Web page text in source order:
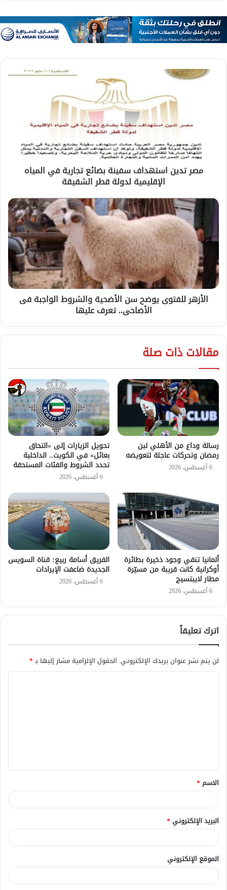
مصر تدين استهداف سفينة بضائع تجارية في المياه
الإقليمية لدولة قطر الشقيقة
الأزهر للفتوى يوضح سن الأضحية والشروط الواجبة فى
الأضاحى.. تعرف عليها
مقالات ذات صلة
رسالة وداع من الأهلي لبن
رمضان وتحركات عاجلة لتعويضه
6 أغسطس، 2026
تحويل الزيارات إلى «التحاق
بعائل» في الكويت.. الداخلية
تحدد الشروط والفئات المستحقة
6 أغسطس، 2026
ألمانيا تنفي وجود ذخيرة بطائرة
أوكرانية كانت قريبة من مسيّرة
مطار لايبتسيج
6 أغسطس، 2026
الفريق أسامة ربيع: قناة السويس
الجديدة ضاعفت الإيرادات
6 أغسطس، 2026
اترك تعليقاً
لن يتم نشر عنوان بريدك الإلكتروني. الحقول الإلزامية مشار إليها بـ*
ق
*
الاسم *
البريد الإلكتروني *
الموقع الإلكتروني